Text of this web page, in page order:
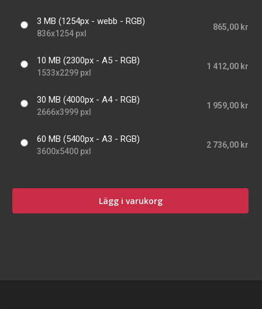
3 MB (1254px - webb - RGB)
836x1254 pxl
865,00 kr
10 MB (2300px - A5 - RGB)
1533x2299 pxl
1 412,00 kr
30 MB (4000px - A4 - RGB)
2666x3999 pxl
1 959,00 kr
60 MB (5400px - A3 - RGB)
3600x5400 pxl
2 736,00 kr
Lägg i varukorg